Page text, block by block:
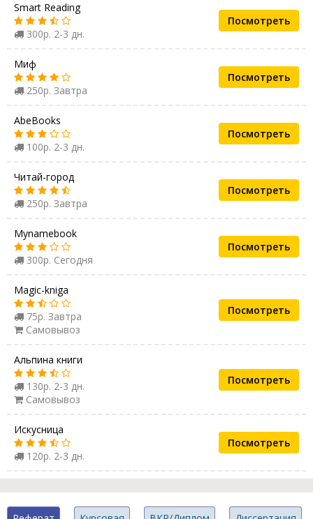
Smart Reading
300р. 2-3 дн.
Посмотреть
Миф
250р. Завтра
Посмотреть
AbeBooks
100р. 2-3 дн.
Посмотреть
Читай-город
250р. Завтра
Посмотреть
Mynamebook
300р. Сегодня
Посмотреть
Magic-kniga
75р. Завтра
Самовывоз
Посмотреть
Альпина книги
130р. 2-3 дн.
Самовывоз
Посмотреть
Искусница
120р. 2-3 дн.
Посмотреть